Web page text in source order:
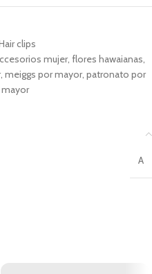
clips
mujer, flores hawaianas,
, meiggs por mayor, patronato por
A